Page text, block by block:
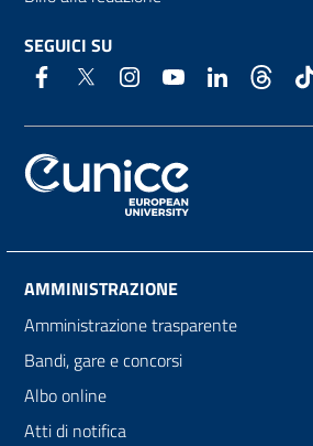
SEGUICI SU
AMMINISTRAZIONE
Amministrazione trasparente
Bandi, gare e concorsi
Albo online
Atti di notifica